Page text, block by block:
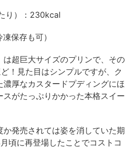
り）：230kcal
保存も可）
は超巨大サイズのプリンで、その
！見た目はシンプルですが、ク
濃厚なカスタードプディングにほ
スがたっぷりかかった本格スイー
発売されては姿を消していた期
頃に再登場したことでコストコ